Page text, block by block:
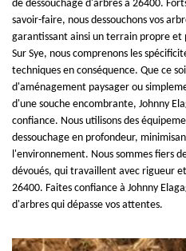
de dessouchage d'arbres à 26400.
savoir-faire, nous dessouchons vos
garantissant ainsi un terrain propre
Sur Sye, nous comprenons les
techniques en conséquence. Que ce
d'aménagement paysager ou
d'une souche encombrante, Johnny
confiance. Nous utilisons des
dessouchage en profondeur,
l'environnement. Nous sommes fiers
dévoués, qui travaillent avec rigueur
26400. Faites confiance à Johnny
d'arbres qui dépasse vos attentes.